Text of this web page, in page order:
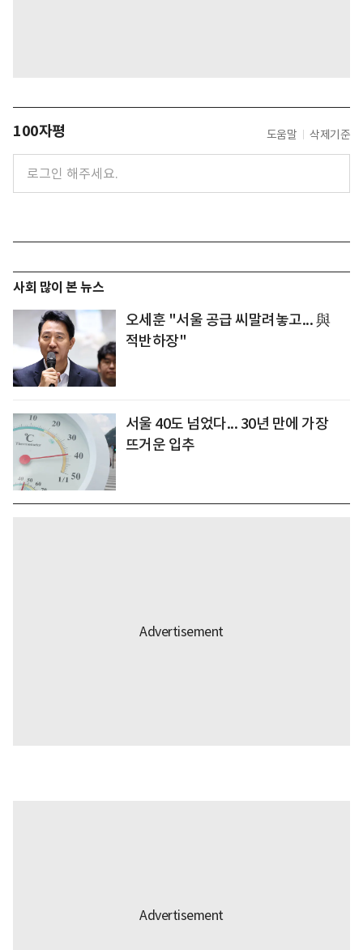
100자평 도움말 삭제기준
사회 많이 본 뉴스
오세훈 "서울 공급 씨말려놓고... 與
적반하장"
서울 40도 넘었다... 30년 만에 가장
뜨거운 입추